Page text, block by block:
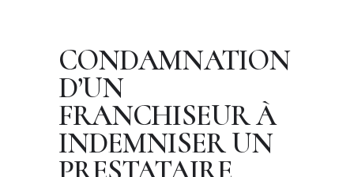
CONTACT
CONDAMNATION
D’UN
FRANCHISEUR À
INDEMNISER UN